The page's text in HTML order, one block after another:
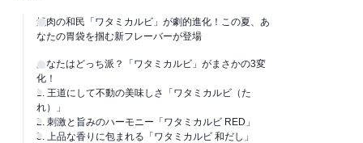
焼肉の和民「ワタミカルビ」が劇的進化！この夏、あ
なたの胃袋を掴む新フレーバーが登場
あなたはどっち派？「ワタミカルビ」がまさかの3変
化！
1. 王道にして不動の美味しさ「ワタミカルビ（た
れ）」
2. 刺激と旨みのハーモニー「ワタミカルビ RED」
3. 上品な香りに包まれる「ワタミカルビ 和だし」